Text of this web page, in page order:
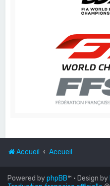
Accueil Accueil
Powered byphpBB™ • Design by